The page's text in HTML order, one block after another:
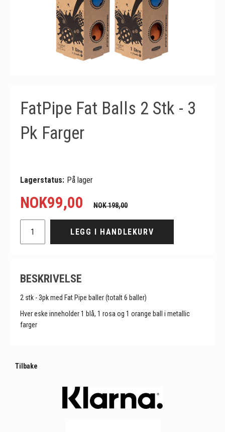
FatPipe Fat Balls 2 Stk - 3
Pk Farger
Lagerstatus: På lager
NOK99,00 NOK 198,00
LEGG I HANDLEKURV
BESKRIVELSE
2 stk - 3pk med Fat Pipe baller (totalt 6 baller)
Hver eske inneholder 1 blå, 1 rosa og 1 orange ball i metallic
farger
Tilbake